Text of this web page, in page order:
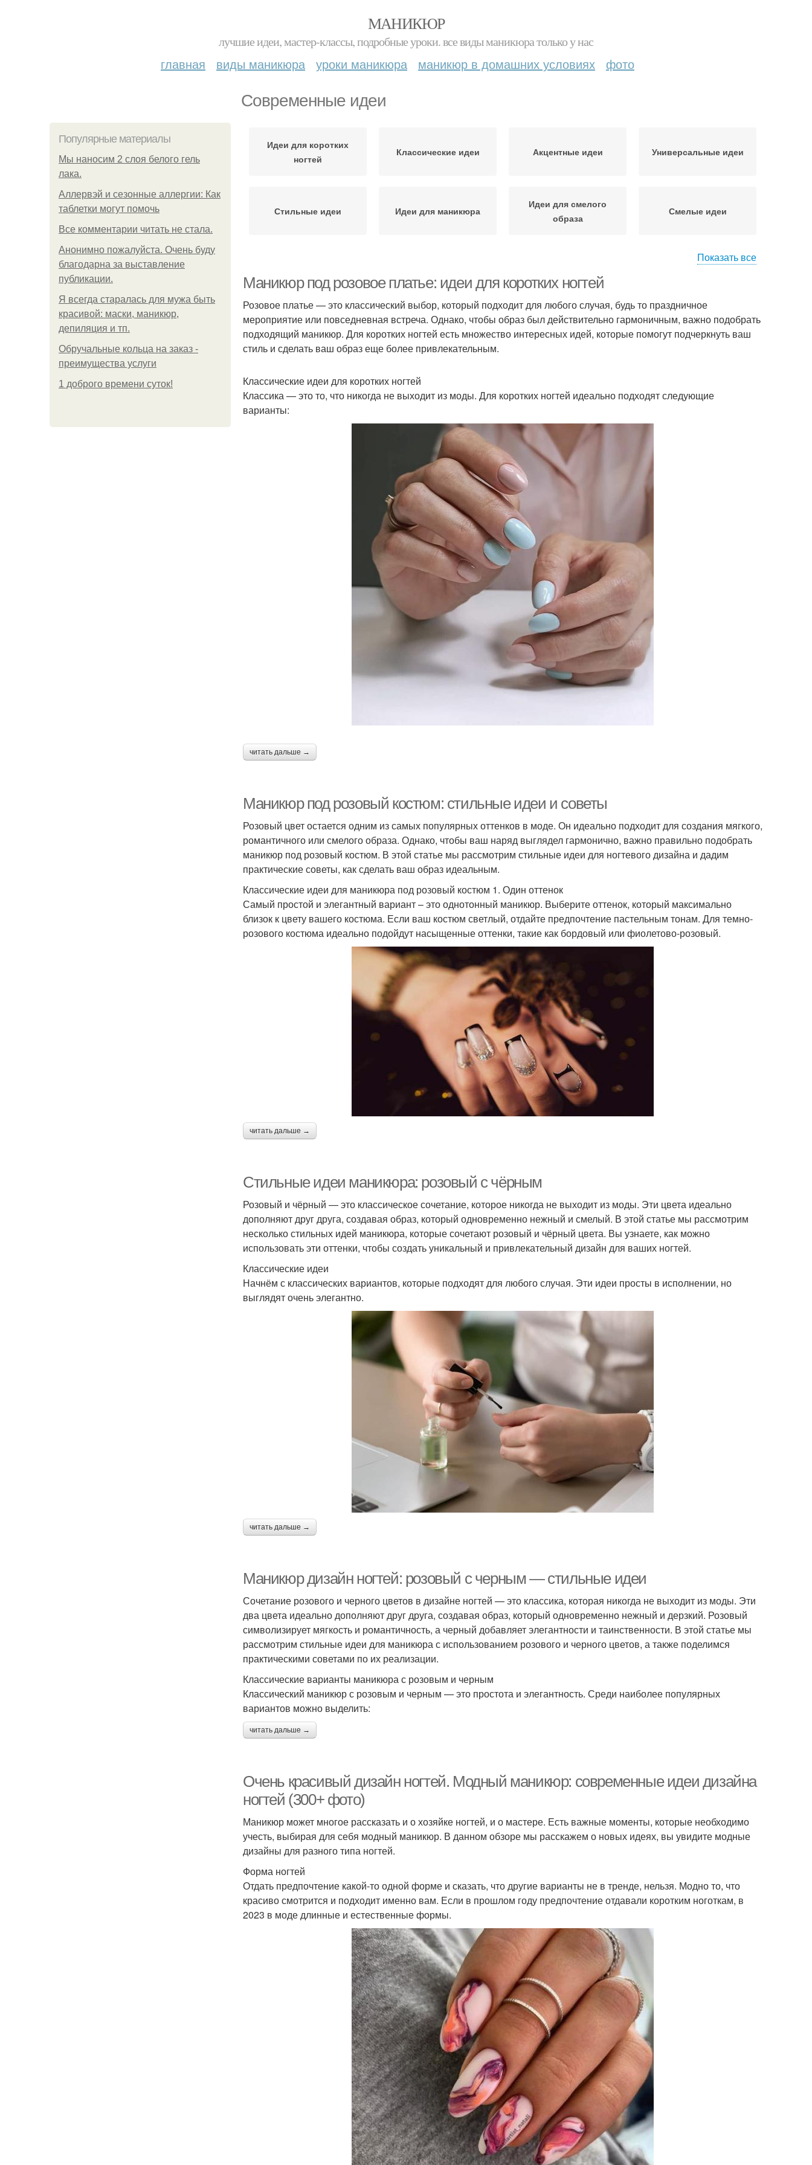
МАНИКЮР
лучшие идеи, мастер-классы, подробные уроки. все виды маникюра только у нас
главная виды маникюра уроки маникюра маникюр в домашних условиях фото
Современные идеи
Популярные материалы
Мы наносим 2 слоя белого гель
лака.
Аллервэй и сезонные аллергии: Как
таблетки могут помочь
Все комментарии читать не стала.
Анонимно пожалуйста. Очень буду
благодарна за выставление
публикации.
Я всегда старалась для мужа быть
красивой: маски, маникюр,
депиляция и тп.
Обручальные кольца на заказ -
преимущества услуги
1 доброго времени суток!
Идеи для коротких
ногтей
Классические идеи Акцентные идеи Универсальные идеи
Стильные идеи Идеи для маникюра
Идеи для смелого
образа
Смелые идеи
Модные идеи
Показать все
Маникюр под розовое платье: идеи для коротких ногтей
Розовое платье — это классический выбор, который подходит для любого случая, будь то праздничное
мероприятие или повседневная встреча. Однако, чтобы образ был действительно гармоничным, важно подобрать
подходящий маникюр. Для коротких ногтей есть множество интересных идей, которые помогут подчеркнуть ваш
стиль и сделать ваш образ еще более привлекательным.
Классические идеи для коротких ногтей
Классика — это то, что никогда не выходит из моды. Для коротких ногтей идеально подходят следующие
варианты:
читать дальше →
Маникюр под розовый костюм: стильные идеи и советы
Розовый цвет остается одним из самых популярных оттенков в моде. Он идеально подходит для создания мягкого,
романтичного или смелого образа. Однако, чтобы ваш наряд выглядел гармонично, важно правильно подобрать
маникюр под розовый костюм. В этой статье мы рассмотрим стильные идеи для ногтевого дизайна и дадим
практические советы, как сделать ваш образ идеальным.
Классические идеи для маникюра под розовый костюм 1. Один оттенок
Самый простой и элегантный вариант – это однотонный маникюр. Выберите оттенок, который максимально
близок к цвету вашего костюма. Если ваш костюм светлый, отдайте предпочтение пастельным тонам. Для темно-
розового костюма идеально подойдут насыщенные оттенки, такие как бордовый или фиолетово-розовый.
читать дальше →
Стильные идеи маникюра: розовый с чёрным
Розовый и чёрный — это классическое сочетание, которое никогда не выходит из моды. Эти цвета идеально
дополняют друг друга, создавая образ, который одновременно нежный и смелый. В этой статье мы рассмотрим
несколько стильных идей маникюра, которые сочетают розовый и чёрный цвета. Вы узнаете, как можно
использовать эти оттенки, чтобы создать уникальный и привлекательный дизайн для ваших ногтей.
Классические идеи
Начнём с классических вариантов, которые подходят для любого случая. Эти идеи просты в исполнении, но
выглядят очень элегантно.
читать дальше →
Маникюр дизайн ногтей: розовый с черным — стильные идеи
Сочетание розового и черного цветов в дизайне ногтей — это классика, которая никогда не выходит из моды. Эти
два цвета идеально дополняют друг друга, создавая образ, который одновременно нежный и дерзкий. Розовый
символизирует мягкость и романтичность, а черный добавляет элегантности и таинственности. В этой статье мы
рассмотрим стильные идеи для маникюра с использованием розового и черного цветов, а также поделимся
практическими советами по их реализации.
Классические варианты маникюра с розовым и черным
Классический маникюр с розовым и черным — это простота и элегантность. Среди наиболее популярных
вариантов можно выделить:
читать дальше →
Очень красивый дизайн ногтей. Модный маникюр: современные идеи дизайна
ногтей (300+ фото)
Маникюр может многое рассказать и о хозяйке ногтей, и о мастере. Есть важные моменты, которые необходимо
учесть, выбирая для себя модный маникюр. В данном обзоре мы расскажем о новых идеях, вы увидите модные
дизайны для разного типа ногтей.
Форма ногтей
Отдать предпочтение какой-то одной форме и сказать, что другие варианты не в тренде, нельзя. Модно то, что
красиво смотрится и подходит именно вам. Если в прошлом году предпочтение отдавали коротким ноготкам, в
2023 в моде длинные и естественные формы.